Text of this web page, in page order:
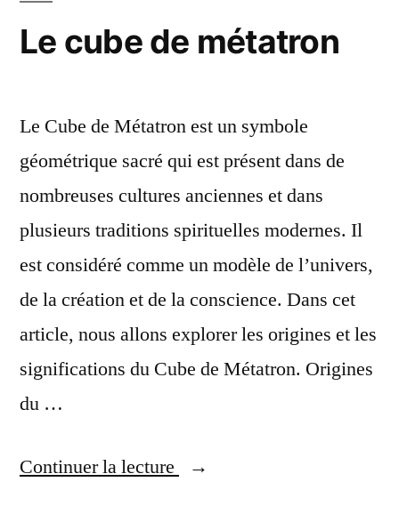
Le cube de métatron
Le Cube de Métatron est un symbole
géométrique sacré qui est présent dans de
nombreuses cultures anciennes et dans
plusieurs traditions spirituelles modernes. Il
est considéré comme un modèle de l’univers,
de la création et de la conscience. Dans cet
article, nous allons explorer les origines et les
significations du Cube de Métatron. Origines
du …
Continuer la lecture
« Le